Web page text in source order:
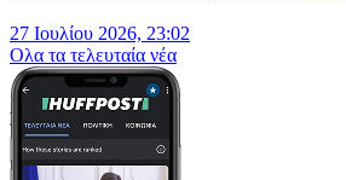
27 Ιουλίου 2026, 23:02
Oλα τα τελευταία νέα